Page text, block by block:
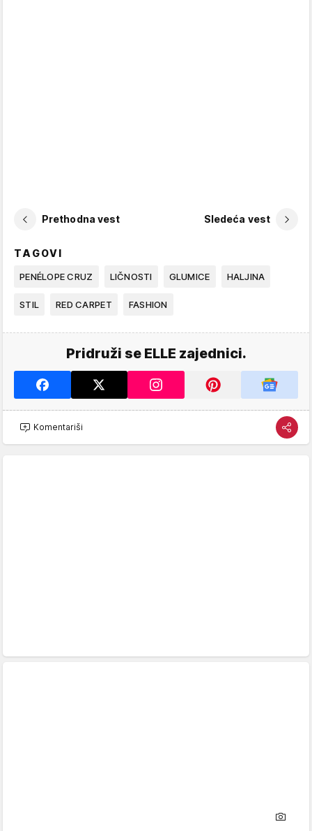
Prethodna vest Sledeća vest
TAGOVI
PENÉLOPE CRUZ LIČNOSTI GLUMICE HALJINA
STIL RED CARPET FASHION
Pridruži se ELLE zajednici.
Komentariši